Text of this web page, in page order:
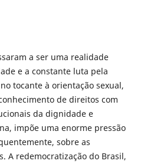
a ser uma realidade
e a constante luta pela
tocante à orientação sexual,
de direitos com
da dignidade e
impõe uma enorme pressão
sobre as
A redemocratização do Brasil,